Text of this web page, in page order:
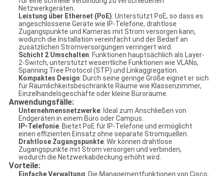
Netzwerkgeräten.
Leistung über Ethernet (PoE): Unterstützt PoE, so dass es
angeschlossene Geräte wie IP-Telefone, drahtlose
Zugangspunkte und Kameras mit Strom versorgen kann,
wodurch die Installation vereinfacht und der Bedarf an
zusätzlichen Stromversorgungen verringert wird.
Schicht 2 Umschalten: Funktionen hauptsächlich als Layer-
2-Switch, unterstützt wesentliche Funktionen wie VLANs,
Spanning Tree Protocol (STP) und Linkaggregation.
Kompaktes Design: Durch seine geringe Größe eignet er sich
für Räumlichkeitsbeschränkte Räume wie Klassenzimmer,
Einzelhandelsgeschäfte oder kleine Büroräume.
Anwendungsfälle:
Unternehmensnetzwerke: Ideal zum Anschließen von
Endgeräten in einem Büro oder Campus.
IP-Telefonie: Bietet PoE für IP-Telefone und ermöglicht
einen effizienten Einsatz ohne separate Stromquellen.
Drahtlose Zugangspunkte: Wir können drahtlose
Zugangspunkte mit Strom versorgen und verbinden,
wodurch die Netzwerkabdeckung erhöht wird.
Vorteile:
Einfache Verwaltung: Die Managementfunktionen von Cisco,